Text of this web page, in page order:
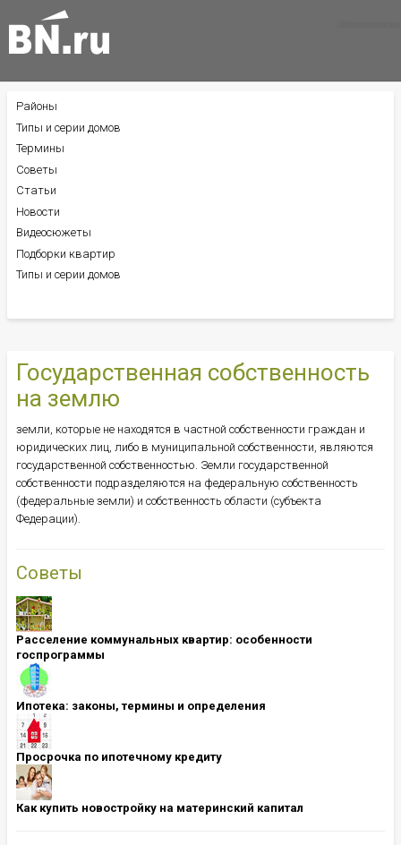
Государственная собственность
на землю
земли, которые не находятся в частной собственности граждан и
юридических лиц, либо в муниципальной собственности, являются
государственной собственностью. Земли государственной
собственности подразделяются на федеральную собственность
(федеральные земли) и собственность области (субъекта
Федерации).
Советы
Расселение коммунальных квартир: особенности
госпрограммы
Ипотека: ​​​​​​​законы, термины и определения
Просрочка по ипотечному кредиту
Как купить новостройку на материнский капитал
БОКОВОЕ
МЕНЮ
Районы
Типы и серии домов
Термины
Советы
Статьи
Новости
Видеосюжеты
Подборки квартир
Типы и серии домов